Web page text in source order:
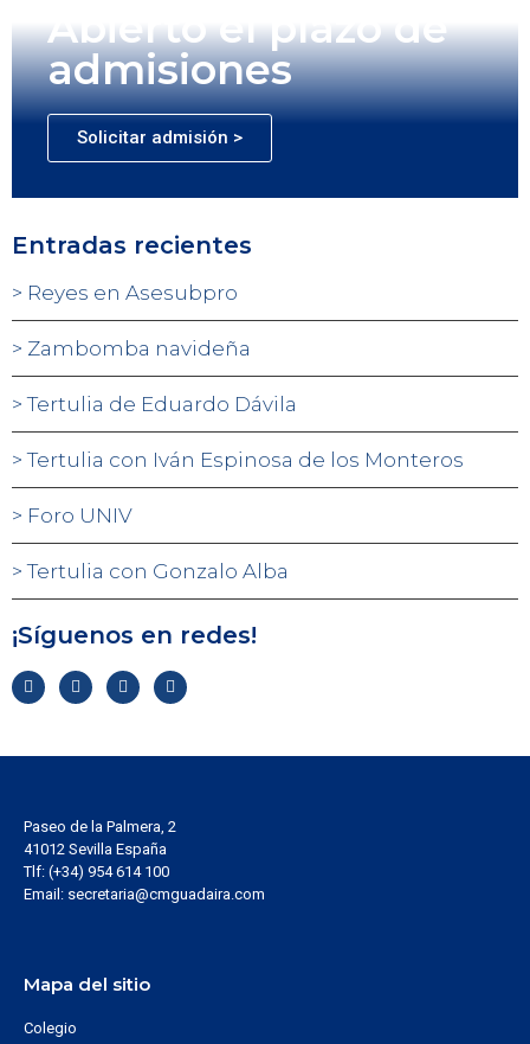
Abierto el plazo de
admisiones
Solicitar admisión >
Entradas recientes
Reyes en Asesubpro
Zambomba navideña
Tertulia de Eduardo Dávila
Tertulia con Iván Espinosa de los Monteros
Foro UNIV
Tertulia con Gonzalo Alba
¡Síguenos en redes!
Paseo de la Palmera, 2
41012 Sevilla España
Tlf: (+34) 954 614 100
Email: secretaria@cmguadaira.com
Mapa del sitio
Colegio